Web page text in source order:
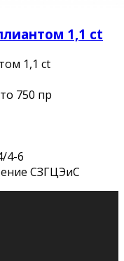
1,1 ct
1,1 ct
750 пр
4-6
СЗГЦЭиС